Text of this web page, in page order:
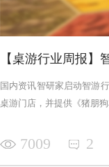
【桌游行业周报
国内资讯智研家启动智游
桌游门店，并提供《猪朋
7009 2